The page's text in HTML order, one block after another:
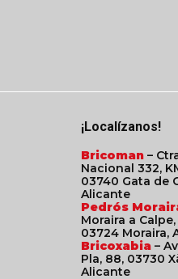
¡Localízanos!
Bricoman –
Nacional 332,
03740 Gata de
Alicante
Pedrós
Moraira a Calpe,
03724 Moraira,
Bricoxabia –
Pla, 88, 03730
Alicante